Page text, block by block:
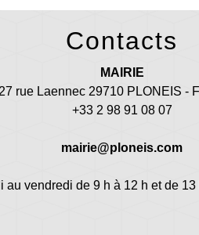
Contacts
MAIRIE
27 rue Laennec 29710 PLONEIS -
+33 2 98 91 08 07
mairie@ploneis.com
vendredi de 9 h à 12 h et de